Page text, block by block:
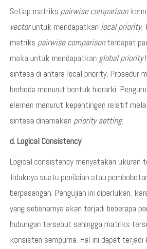
Setiap matriks pairwise comparison
vectoruntuk mendapatkan local priority,
matriks pairwise comparisonterdapat
maka untuk mendapatkan global priority
sintesa di antara local priority. Prosedur
berbeda menurut bentuk hierarki.
elemen menurut kepentingan relatif
sintesa dinamakan priority setting.
d. Logical Consistency
Logical consistency menyatakan ukuran
tidaknya suatu penilaian atau
berpasangan. Pengujian ini diperlukan,
yang sebenarnya akan terjadi beberapa
hubungan tersebut sehingga matriks
konsisten sempurna. Hal ini dapat